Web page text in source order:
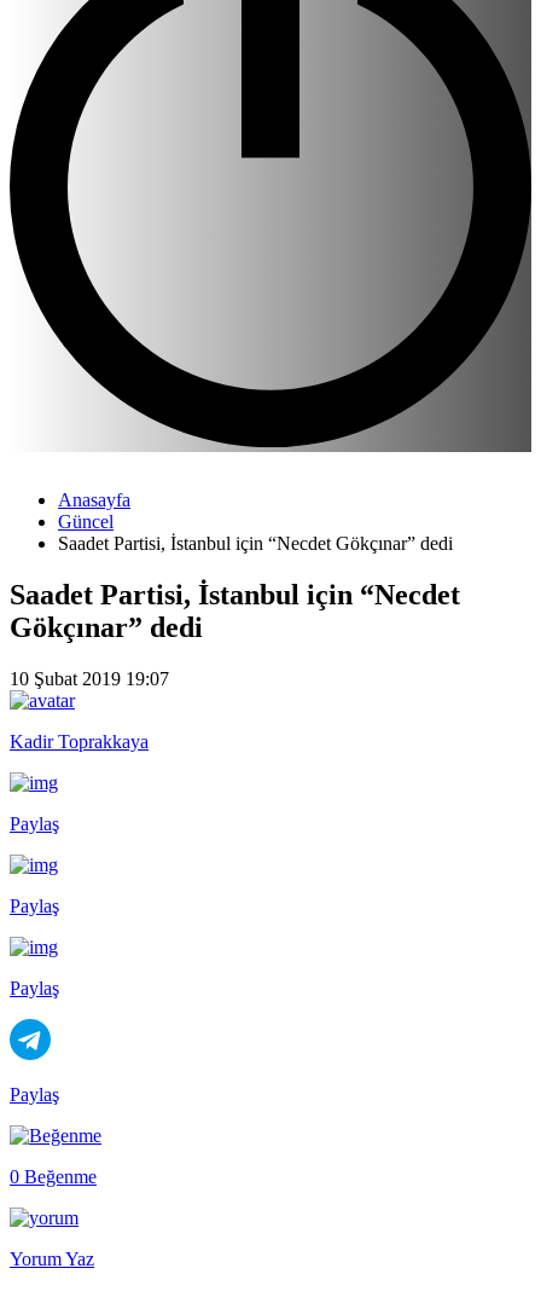
Anasayfa
Güncel
Saadet Partisi, İstanbul için “Necdet Gökçınar” dedi
Saadet Partisi, İstanbul için “Necdet
Gökçınar” dedi
10 Şubat 2019 19:07
Kadir Toprakkaya
Paylaş
Paylaş
Paylaş
Paylaş
0 Beğenme
Yorum Yaz